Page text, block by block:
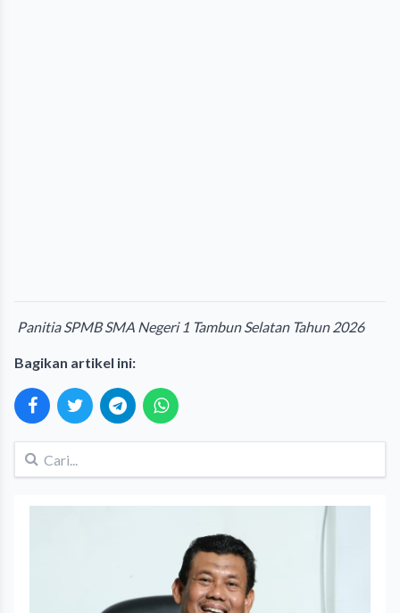
Panitia SPMB SMA Negeri 1 Tambun Selatan Tahun 2026
Bagikan artikel ini: